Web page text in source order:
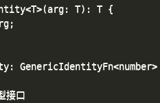
T): T {
接口